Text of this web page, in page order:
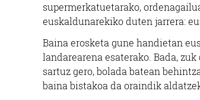
supermerkatuetarako,
euskaldunarekiko duten jarrera:
Baina erosketa gune handietan
landarearena esaterako. Bada,
sartuz gero, bolada batean
baina bistakoa da oraindik